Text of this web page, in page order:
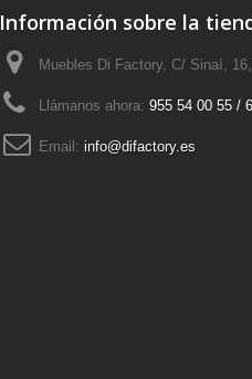
Información sobre la
Muebles Di Factory, C/ Sinaí,
Llámanos ahora: 955 54 00 55 /
Email: info@difactory.es